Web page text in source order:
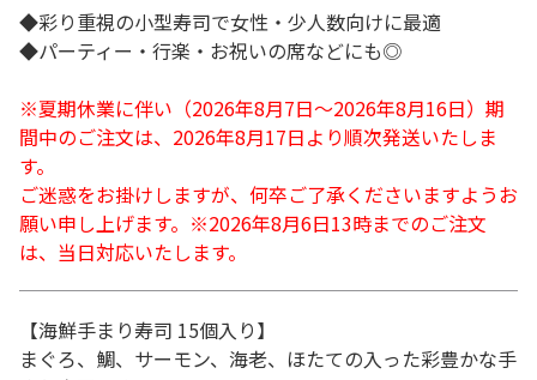
◆彩り重視の小型寿司で女性・少人数向けに最適
◆パーティー・行楽・お祝いの席などにも◎
※夏期休業に伴い（2026年8月7日～2026年8月16日）期
間中のご注文は、2026年8月17日より順次発送いたしま
す。
ご迷惑をお掛けしますが、何卒ご了承くださいますようお
願い申し上げます。※2026年8月6日13時までのご注文
は、当日対応いたします。
【海鮮手まり寿司 15個入り】
まぐろ、鯛、サーモン、海老、ほたての入った彩豊かな手